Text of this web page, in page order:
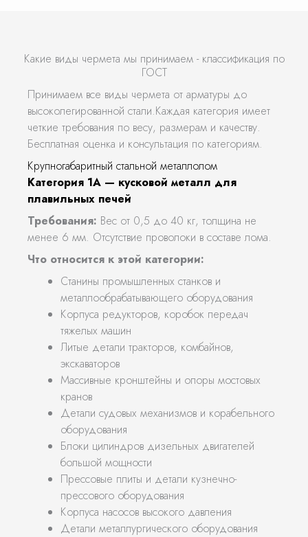
Какие виды чермета мы принимаем - классификация по
ГОСТ
Принимаем все виды чермета от арматуры до
высоколегированной стали.Каждая категория имеет
четкие требования по весу, размерам и качеству.
Бесплатная оценка и консультация по категориям.
Крупногабаритный стальной металлолом
Категория 1А — кусковой металл для
плавильных печей
Требования: Вес от 0,5 до 40 кг, толщина не
менее 6 мм. Отсутствие проволоки в составе лома.
Что относится к этой категории:
Станины промышленных станков и
металлообрабатывающего оборудования
Корпуса редукторов, коробок передач
тяжелых машин
Литые детали тракторов, комбайнов,
экскаваторов
Массивные кронштейны и опоры мостовых
кранов
Детали судовых механизмов и корабельного
оборудования
Блоки цилиндров дизельных двигателей
большой мощности
Прессовые плиты и детали кузнечно-
прессового оборудования
Корпуса насосов высокого давления
Детали металлургического оборудования